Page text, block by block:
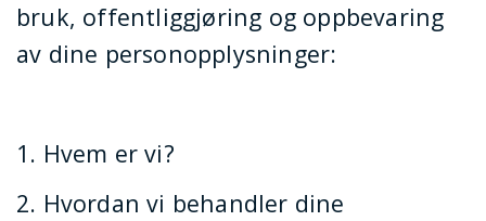
bruk, offentliggjøring og oppbevaring
av dine personopplysninger:
1. Hvem er vi?
2. Hvordan vi behandler dine